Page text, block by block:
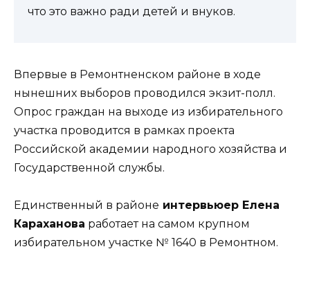
что это важно ради детей и внуков.
Впервые в Ремонтненском районе в ходе
нынешних выборов проводился экзит-полл.
Опрос граждан на выходе из избирательного
участка проводится в рамках проекта
Российской академии народного хозяйства и
Государственной службы.
Единственный в районе интервьюер Елена
Караханова работает на самом крупном
избирательном участке № 1640 в Ремонтном.